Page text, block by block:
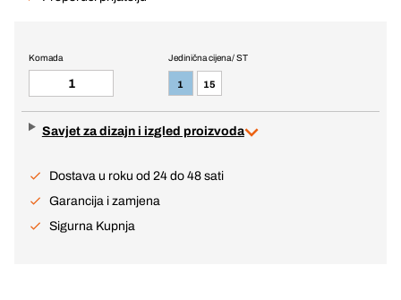
Jedinična cijena / ST
1 15
Komada
Savjet za dizajn i izgled proizvoda
Dostava u roku od 24 do 48 sati
Garancija i zamjena
Sigurna Kupnja